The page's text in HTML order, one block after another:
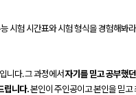
시험 시간표와 시험 형식을 경험해봐
니다. 그 과정에서자기를 믿고 공부했
립니다.본인이 주인공이고 본인을 믿고